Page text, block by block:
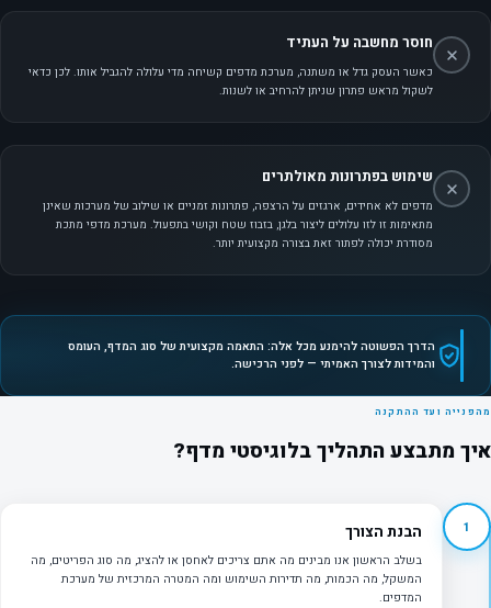
חוסר מחשבה על העתיד
כאשר העסק גדל או משתנה, מערכת מדפים קשיחה מדי עלולה להגביל אותו. לכן כדאי
לשקול מראש פתרון שניתן להרחיב או לשנות.
שימוש בפתרונות מאולתרים
מדפים לא אחידים, ארגזים על הרצפה, פתרונות זמניים או שילוב של מערכות שאינן
מתאימות זו לזו עלולים ליצור בלגן, בזבוז שטח וקושי בתפעול. מערכת מדפי מתכת
מסודרת יכולה לפתור זאת בצורה מקצועית יותר.
הדרך הפשוטה להימנע מכל אלה: התאמה מקצועית של סוג המדף, העומס
והמידות לצורך האמיתי — לפני הרכישה.
מהפנייה ועד ההתקנה
איך מתבצע התהליך בלוגיסטי מדף?
1 הבנת הצורך
בשלב הראשון אנו מבינים מה אתם צריכים לאחסן או להציג, מה סוג הפריטים, מה
המשקל, מה הכמות, מה תדירות השימוש ומה המטרה המרכזית של מערכת
המדפים.